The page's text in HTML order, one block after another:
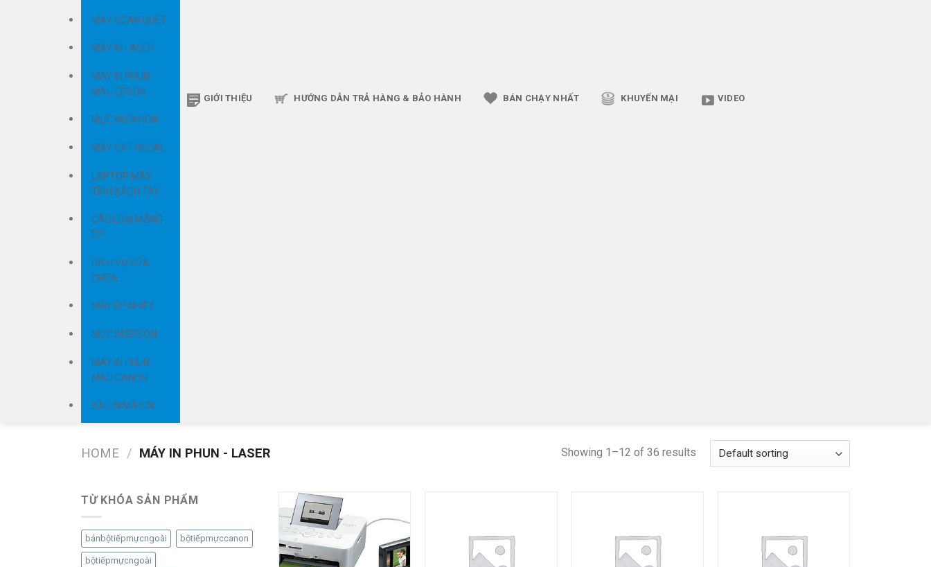
MÁY SCAN QUÉT
MÁY IN LASER
MÁY IN PHUN
MÀU EPSON
MỰC IN CANON
MÁY CẮT DECAL
LAPTOP MÁY
TÍNH XÁCH TAY
CÁC LOẠI MÀNG
ÉP
DỊCH VỤ SỬA
CHỮA
MÁY ÉP NHIỆT
MỰC IN EPSON
MÁY IN PHUN
MÀU CANON
ĐẦU IN MÁY IN
GIỚI THIỆU HƯỚNG DẪN TRẢ HÀNG & BẢO HÀNH BÁN CHẠY NHẤT KHUYẾN MẠI VIDEO
HOME / MÁY IN PHUN - LASER Showing 1–12 of 36 results
TỪ KHÓA SẢN PHẨM
bánbộtiếpmựcngoài bộtiếpmựccanon
bộtiếpmựcngoài